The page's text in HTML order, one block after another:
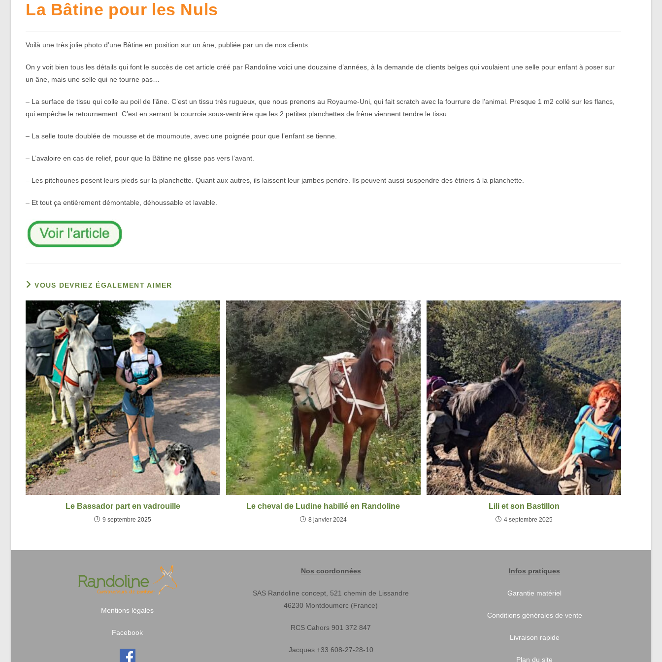
La Bâtine pour les Nuls
Voilà une très jolie photo d’une Bâtine en position sur un âne, publiée par un de nos clients.
On y voit bien tous les détails qui font le succès de cet article créé par Randoline voici une douzaine d’années, à la demande de clients belges qui voulaient une selle pour enfant à poser sur
un âne, mais une selle qui ne tourne pas…
– La surface de tissu qui colle au poil de l’âne. C’est un tissu très rugueux, que nous prenons au Royaume-Uni, qui fait scratch avec la fourrure de l’animal. Presque 1 m2 collé sur les flancs,
qui empêche le retournement. C’est en serrant la courroie sous-ventrière que les 2 petites planchettes de frêne viennent tendre le tissu.
– La selle toute doublée de mousse et de moumoute, avec une poignée pour que l’enfant se tienne.
– L’avaloire en cas de relief, pour que la Bâtine ne glisse pas vers l’avant.
– Les pitchounes posent leurs pieds sur la planchette. Quant aux autres, ils laissent leur jambes pendre. Ils peuvent aussi suspendre des étriers à la planchette.
– Et tout ça entièrement démontable, déhoussable et lavable.
VOUS DEVRIEZ ÉGALEMENT AIMER
Le Bassador part en vadrouille
9 septembre 2025
Le cheval de Ludine habillé en Randoline
8 janvier 2024
Lili et son Bastillon
4 septembre 2025
Mentions légales
Facebook
Nos coordonnées
SAS Randoline concept, 521 chemin de Lissandre
46230 Montdoumerc (France)
RCS Cahors 901 372 847
Jacques +33 608-27-28-10
Infos pratiques
Garantie matériel
Conditions générales de vente
Livraison rapide
Plan du site